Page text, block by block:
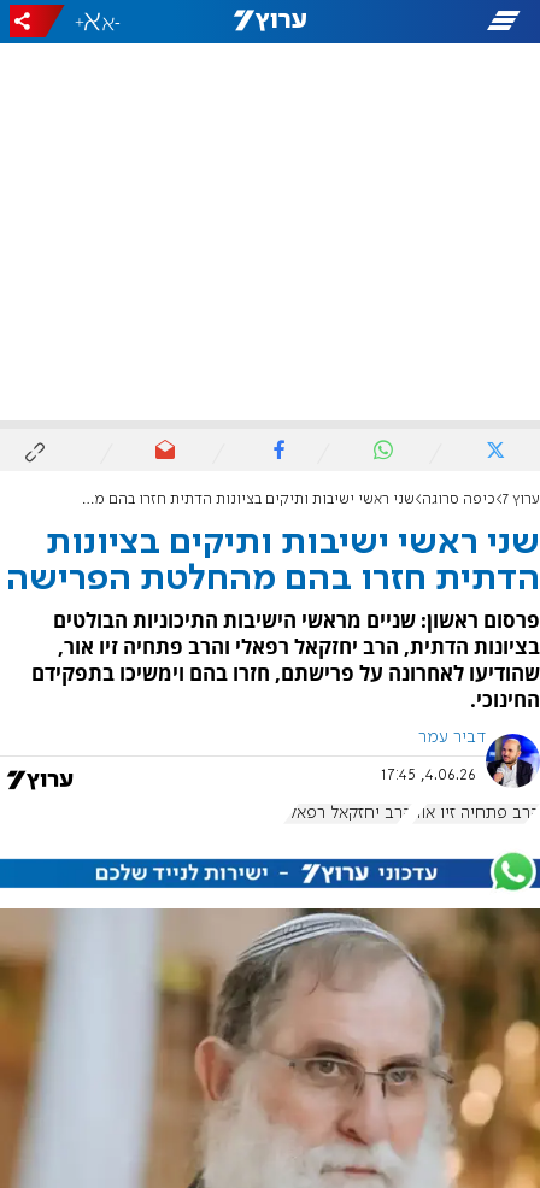
-
+
ערוץ 7 כיפה סרוגה שני ראשי ישיבות ותיקים בציונות הדתית חזרו בהם מהחלטת הפרישה
שני ראשי ישיבות ותיקים בציונות
הדתית חזרו בהם מהחלטת הפרישה
פרסום ראשון: שניים מראשי הישיבות התיכוניות הבולטים
בציונות הדתית, הרב יחזקאל רפאלי והרב פתחיה זיו אור,
שהודיעו לאחרונה על פרישתם, חזרו בהם וימשיכו בתפקידם
החינוכי.
דביר עמר
4.06.26, 17:45
הרב פתחיה זיו אור הרב יחזקאל רפאלי